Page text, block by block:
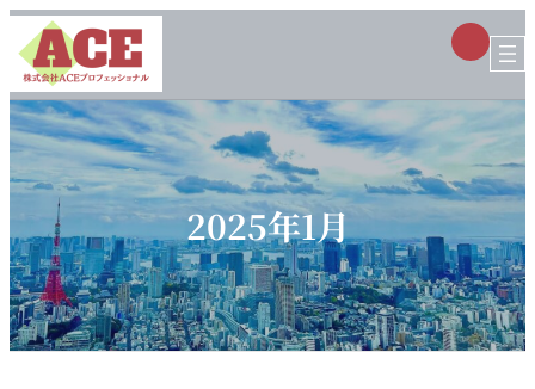
内
容
を
ス
キ
ッ
ア
イ
コ
リ
ン
ク
2025年1月